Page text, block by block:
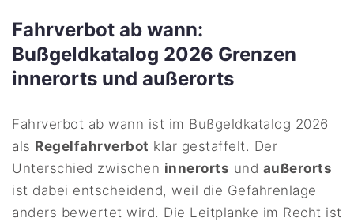
Fahrverbot ab wann:
Bußgeldkatalog 2026 Grenzen
innerorts und außerorts
Fahrverbot ab wann ist im Bußgeldkatalog 2026
als Regelfahrverbot klar gestaffelt. Der
Unterschied zwischen innerorts und außerorts
ist dabei entscheidend, weil die Gefahrenlage
anders bewertet wird. Die Leitplanke im Recht ist